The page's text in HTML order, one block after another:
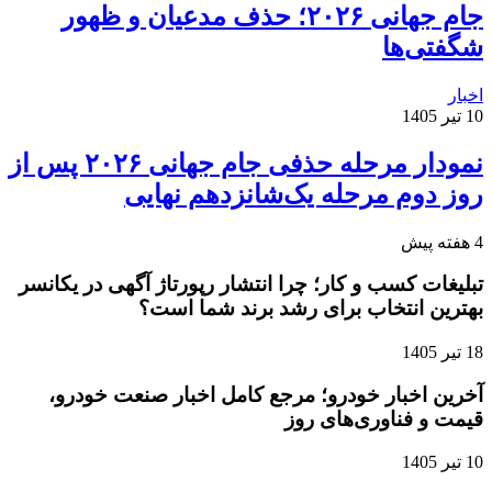
جام جهانی ۲۰۲۶؛ حذف مدعیان و ظهور
شگفتی‌ها
اخبار
10 تیر 1405
نمودار مرحله حذفی جام جهانی ۲۰۲۶ پس از
روز دوم مرحله یک‌شانزدهم نهایی
4 هفته پیش
تبلیغات کسب و کار؛ چرا انتشار رپورتاژ آگهی در یکانسر
بهترین انتخاب برای رشد برند شما است؟
18 تیر 1405
آخرین اخبار خودرو؛ مرجع کامل اخبار صنعت خودرو،
قیمت و فناوری‌های روز
10 تیر 1405